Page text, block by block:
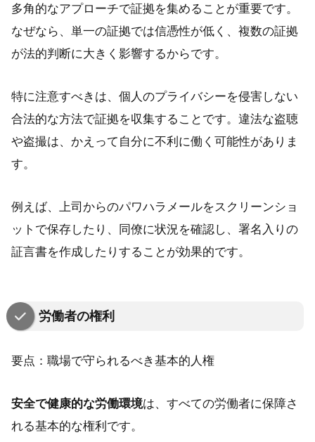
多角的なアプローチで証拠を集めることが重要です。
なぜなら、単一の証拠では信憑性が低く、複数の証拠
が法的判断に大きく影響するからです。
特に注意すべきは、個人のプライバシーを侵害しない
合法的な方法で証拠を収集することです。違法な盗聴
や盗撮は、かえって自分に不利に働く可能性がありま
す。
例えば、上司からのパワハラメールをスクリーンショ
ットで保存したり、同僚に状況を確認し、署名入りの
証言書を作成したりすることが効果的です。
労働者の権利
要点：職場で守られるべき基本的人権
安全で健康的な労働環境は、すべての労働者に保障さ
れる基本的な権利です。